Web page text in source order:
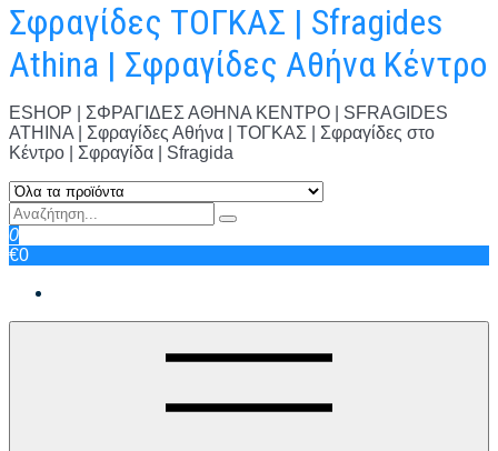
Σφραγίδες ΤΟΓΚΑΣ | Sfragides
Athina | Σφραγίδες Αθήνα Κέντρο
ESHOP | ΣΦΡΑΓΙΔΕΣ ΑΘΗΝΑ ΚΕΝΤΡΟ | SFRAGIDES
ATHINA | Σφραγίδες Αθήνα | ΤΟΓΚΑΣ | Σφραγίδες στο
Κέντρο | Σφραγίδα | Sfragida
0
€0